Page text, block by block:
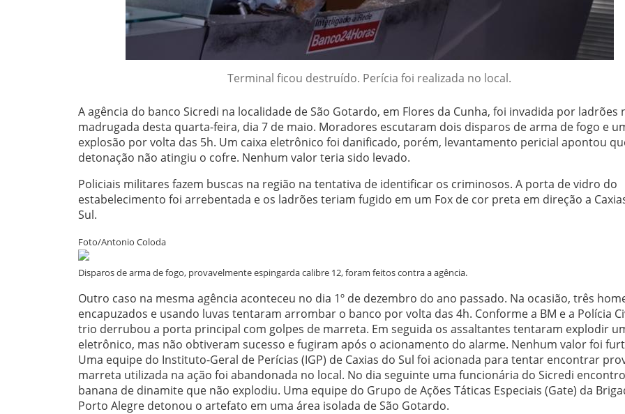
Terminal ficou destruído. Perícia foi realizada no local.
A agência do banco Sicredi na localidade de São Gotardo, em Flores da Cunha, foi invadida por ladrões
madrugada desta quarta-feira, dia 7 de maio. Moradores escutaram dois disparos de arma de fogo e
explosão por volta das 5h. Um caixa eletrônico foi danificado, porém, levantamento pericial apontou
detonação não atingiu o cofre. Nenhum valor teria sido levado.
Policiais militares fazem buscas na região na tentativa de identificar os criminosos. A porta de vidro do
estabelecimento foi arrebentada e os ladrões teriam fugido em um Fox de cor preta em direção a
Sul.
Foto/Antonio Coloda
Disparos de arma de fogo, provavelmente espingarda calibre 12, foram feitos contra a agência.
Outro caso na mesma agência aconteceu no dia 1º de dezembro do ano passado. Na ocasião, três
encapuzados e usando luvas tentaram arrombar o banco por volta das 4h. Conforme a BM e a Polícia
trio derrubou a porta principal com golpes de marreta. Em seguida os assaltantes tentaram explodir
eletrônico, mas não obtiveram sucesso e fugiram após o acionamento do alarme. Nenhum valor foi
Uma equipe do Instituto-Geral de Perícias (IGP) de Caxias do Sul foi acionada para tentar encontrar
marreta utilizada na ação foi abandonada no local. No dia seguinte uma funcionária do Sicredi
banana de dinamite que não explodiu. Uma equipe do Grupo de Ações Táticas Especiais (Gate) da
Porto Alegre detonou o artefato em uma área isolada de São Gotardo.